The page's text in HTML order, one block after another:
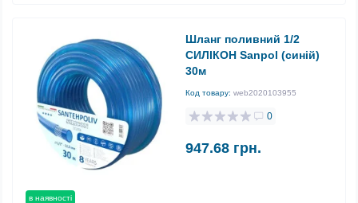
в наявності
Шланг поливний 1/2
СИЛІКОН Sanpol (синій)
30м
Код товару: web2020103955
0
947.68 грн.